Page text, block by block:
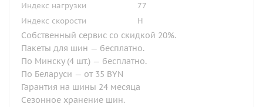
Индекс нагрузки
77
Индекс скорости
H
Собственный сервис со скидкой 20%.
Пакеты для шин — бесплатно.
По Минску (4 шт.) — бесплатно.
По Беларуси — от 35 BYN
Гарантия на шины 24 месяца
Сезонное хранение шин.